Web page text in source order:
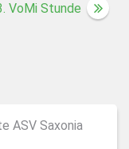
VoMi Stunde
ASV Saxonia